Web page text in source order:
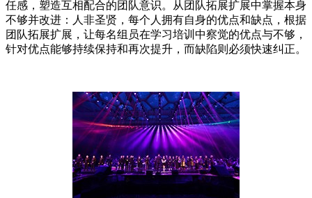
任感，塑造互相配合的团队意识。从团队拓展扩展中掌握本身
不够并改进：人非圣贤，每个人拥有自身的优点和缺点，根据
团队拓展扩展，让每名组员在学习培训中察觉的优点与不够，
针对优点能够持续保持和再次提升，而缺陷则必须快速纠正。